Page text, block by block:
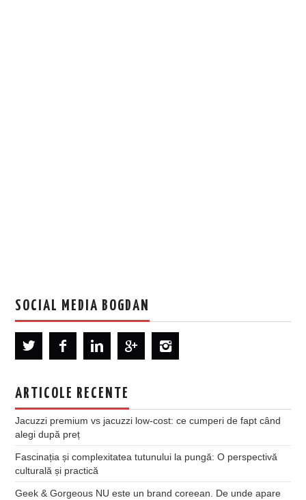
SOCIAL MEDIA BOGDAN
ARTICOLE RECENTE
Jacuzzi premium vs jacuzzi low-cost: ce cumperi de fapt când
alegi după preț
Fascinația și complexitatea tutunului la pungă: O perspectivă
culturală și practică
Geek & Gorgeous NU este un brand coreean. De unde apare